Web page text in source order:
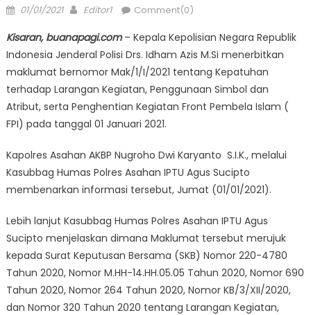
Posted
01/01/2021 Author
Editor1 Comment(0)
Kisaran, buanapagi.com– Kepala Kepolisian Negara Republik
Indonesia Jenderal Polisi Drs. Idham Azis M.Si menerbitkan
maklumat bernomor Mak/1/I/2021 tentang Kepatuhan
terhadap Larangan Kegiatan, Penggunaan Simbol dan
Atribut, serta Penghentian Kegiatan Front Pembela Islam (
FPI) pada tanggal 01 Januari 2021.
Kapolres Asahan AKBP Nugroho Dwi Karyanto S.I.K., melalui
Kasubbag Humas Polres Asahan IPTU Agus Sucipto
membenarkan informasi tersebut, Jumat (01/01/2021).
Lebih lanjut Kasubbag Humas Polres Asahan IPTU Agus
Sucipto menjelaskan dimana Maklumat tersebut merujuk
kepada Surat Keputusan Bersama (SKB) Nomor 220-4780
Tahun 2020, Nomor M.HH-14.HH.05.05 Tahun 2020, Nomor 690
Tahun 2020, Nomor 264 Tahun 2020, Nomor KB/3/XII/2020,
dan Nomor 320 Tahun 2020 tentang Larangan Kegiatan,